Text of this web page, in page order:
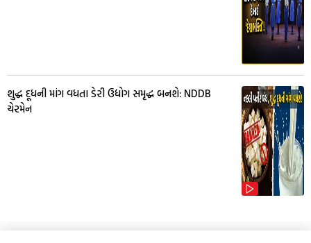
શુદ્ધ દૂધની માંગ વધતા ડેરી ઉદ્યોગ સમૃદ્ધ બનશે: NDDB
ચેરમેન